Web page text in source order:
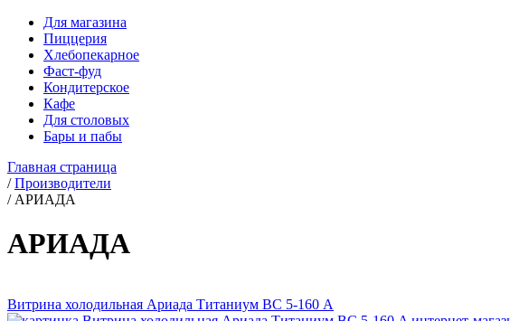
Для магазина
Пиццерия
Хлебопекарное
Фаст-фуд
Кондитерское
Кафе
Для столовых
Бары и пабы
Главная страница
/Производители
/ АРИАДА
АРИАДА
Витрина холодильная Ариада Титаниум ВС 5-160 A